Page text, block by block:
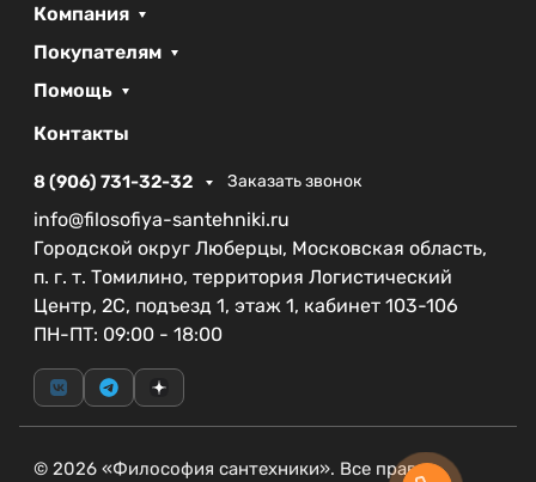
Компания
Покупателям
Помощь
Контакты
8 (906) 731-32-32 Заказать звонок
info@filosofiya-santehniki.ru
Городской округ Люберцы, Московская область,
п. г. т. Томилино, территория Логистический
Центр, 2С, подъезд 1, этаж 1, кабинет 103-106
ПН-ПТ: 09:00 - 18:00
© 2026 «Философия сантехники». Все права